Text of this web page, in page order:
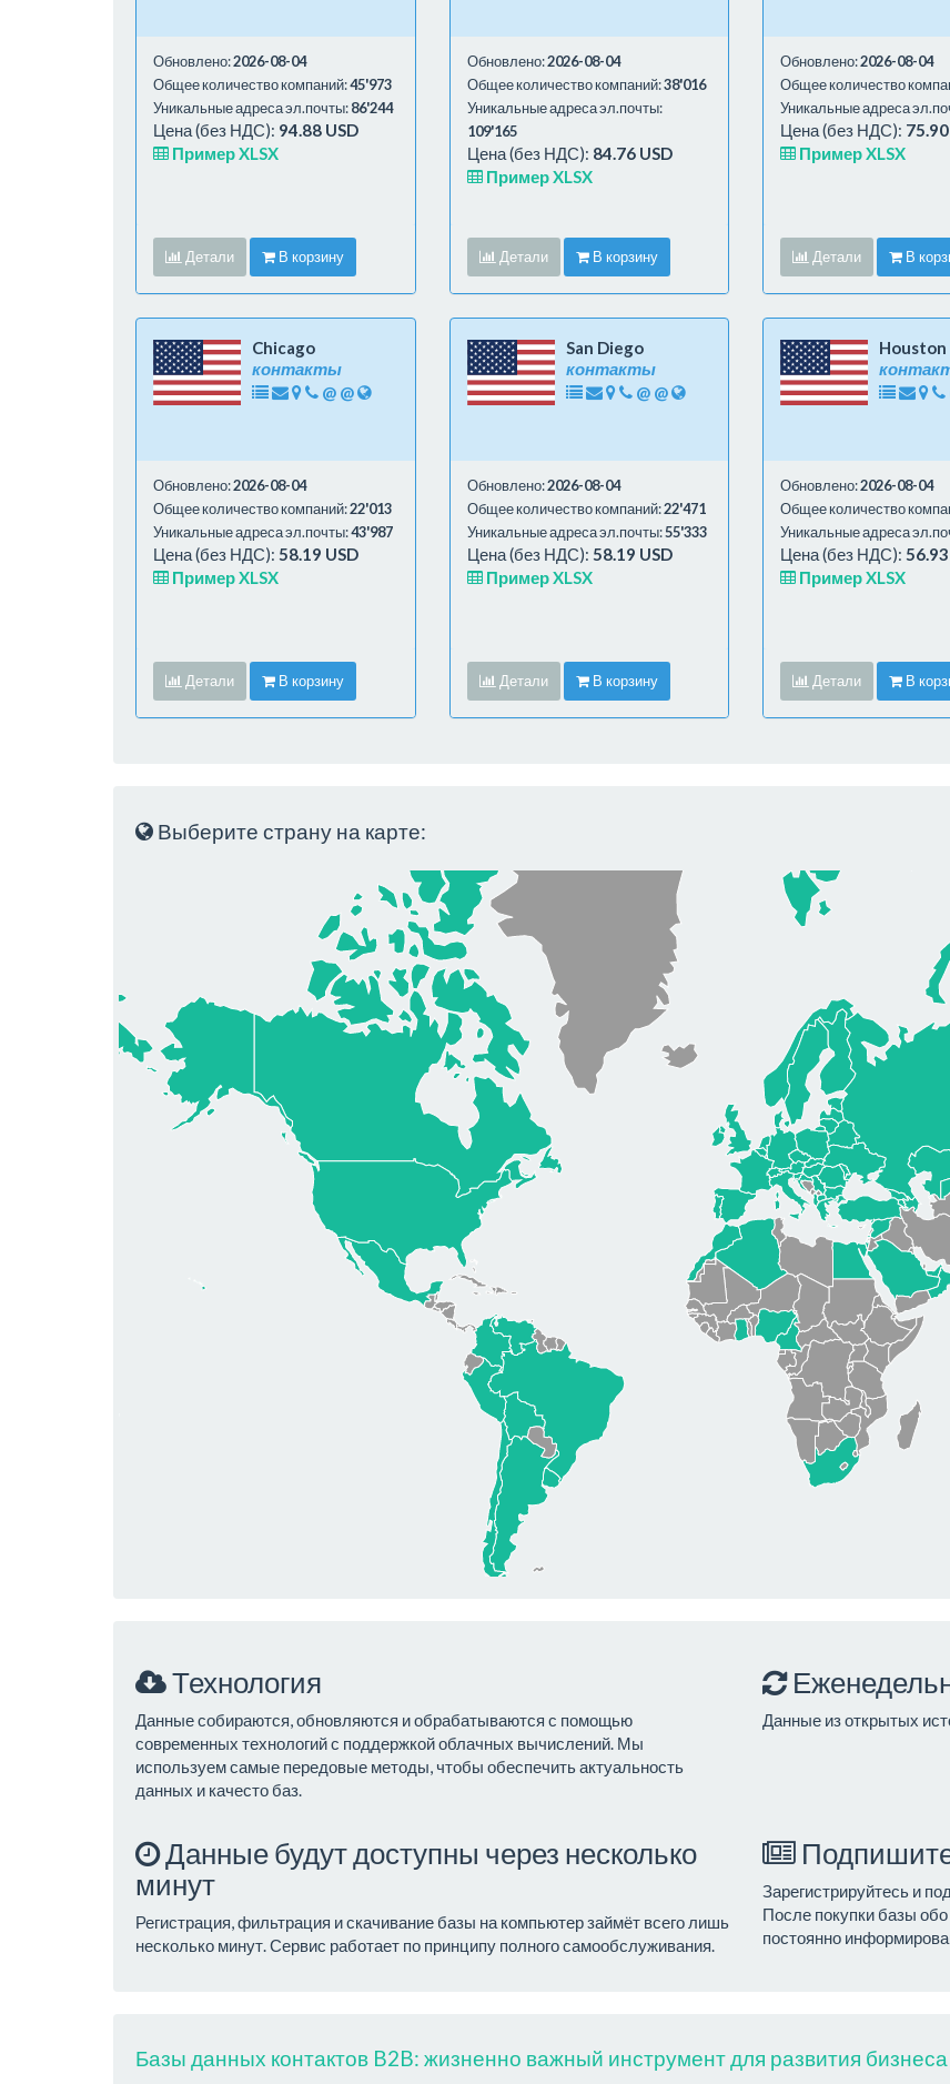
Обновлено:2026-08-04
Общее количество компаний:45'973
Уникальные адреса эл.почты:86'244
Цена (без НДС): 94.88 USD
Пример XLSX
Детали В корзину
Обновлено:2026-08-04
Общее количество компаний:38'016
Уникальные адреса эл.почты:
109'165
Цена (без НДС): 84.76 USD
Пример XLSX
Детали В корзину
Обновлено:2026-08-04
Общее количество
Уникальные адреса
Цена (без НДС):
Пример XLSX
Детали В
Chicago
контакты
@ @
Обновлено:2026-08-04
Общее количество компаний:22'013
Уникальные адреса эл.почты:43'987
Цена (без НДС): 58.19 USD
Пример XLSX
Детали В корзину
San Diego
контакты
@ @
Обновлено:2026-08-04
Общее количество компаний:22'471
Уникальные адреса эл.почты:55'333
Цена (без НДС): 58.19 USD
Пример XLSX
Детали В корзину
Houston
Обновлено:2026-08-04
Общее количество
Уникальные адреса
Цена (без НДС):
Пример XLSX
Детали В
Выберите страну на карте:
Технология
Данные собираются, обновляются и обрабатываются с помощью
современных технологий с поддержкой облачных вычислений. Мы
используем самые передовые методы, чтобы обеспечить актуальность
данных и качесто баз.
Данные из открытых
Данные будут доступны через несколько
минут
Регистрация, фильтрация и скачивание базы на компьютер займёт всего лишь
несколько минут. Сервис работает по принципу полного самообслуживания.
Зарегистрируйтесь и
После покупки базы
постоянно
Базы данных контактов B2B: жизненно важный инструмент для развития бизнеса